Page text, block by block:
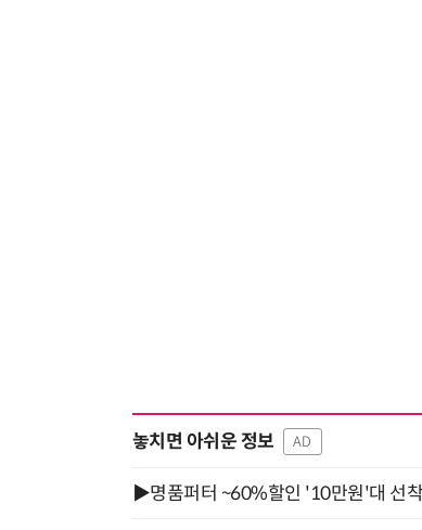
놓치면 아쉬운 정보 AD
▶명품퍼터 ~60%할인 '10만원'대 선